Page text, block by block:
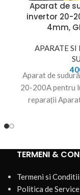
Aparat de
invertor 20-
4mm,
APARATE
Aparat de
20-200A pentru
reparații
TERMENI &
Termeni si Conditii
Politica de